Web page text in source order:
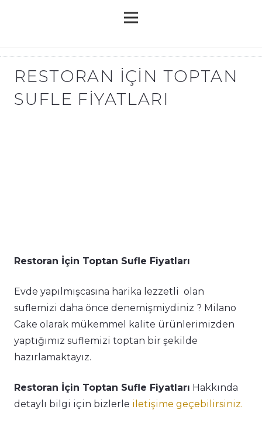
RESTORAN İÇIN TOPTAN
SUFLE FIYATLARI
Restoran İçin Toptan Sufle Fiyatları
Evde yapılmışcasına harika lezzetli olan
suflemizi daha önce denemişmiydiniz ? Milano
Cake olarak mükemmel kalite ürünlerimizden
yaptığımız suflemizi toptan bir şekilde
hazırlamaktayız.
Restoran İçin Toptan Sufle Fiyatları Hakkında
detaylı bilgi için bizlerle iletişime geçebilirsiniz.